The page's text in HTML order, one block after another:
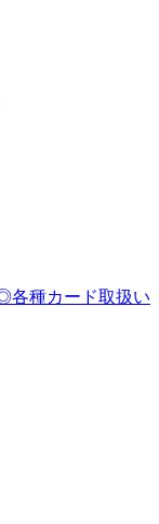
各種カード取扱い